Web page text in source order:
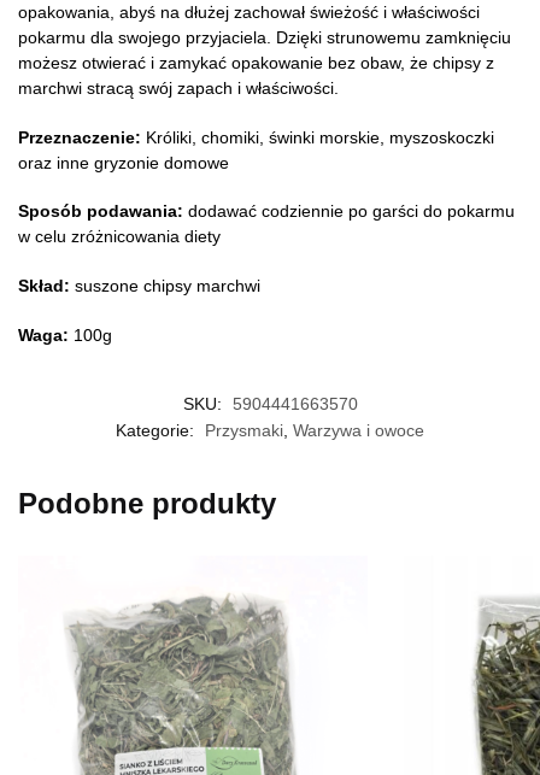
opakowania, abyś na dłużej zachował świeżość i właściwości
pokarmu dla swojego przyjaciela. Dzięki strunowemu zamknięciu
możesz otwierać i zamykać opakowanie bez obaw, że chipsy z
marchwi stracą swój zapach i właściwości.
Przeznaczenie: Króliki, chomiki, świnki morskie, myszoskoczki
oraz inne gryzonie domowe
Sposób podawania: dodawać codziennie po garści do pokarmu
w celu zróżnicowania diety
Skład: suszone chipsy marchwi
Waga: 100g
SKU:
5904441663570
Kategorie:
Przysmaki Warzywa i owoce
Podobne produkty